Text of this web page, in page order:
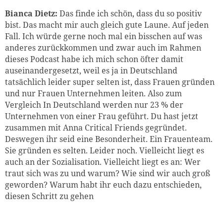
Bianca Dietz: Das finde ich schön, dass du so positiv
bist. Das macht mir auch gleich gute Laune. Auf jeden
Fall. Ich würde gerne noch mal ein bisschen auf was
anderes zurückkommen und zwar auch im Rahmen
dieses Podcast habe ich mich schon öfter damit
auseinandergesetzt, weil es ja in Deutschland
tatsächlich leider super selten ist, dass Frauen gründen
und nur Frauen Unternehmen leiten. Also zum
Vergleich In Deutschland werden nur 23 % der
Unternehmen von einer Frau geführt. Du hast jetzt
zusammen mit Anna Critical Friends gegründet.
Deswegen ihr seid eine Besonderheit. Ein Frauenteam.
Sie gründen es selten. Leider noch. Vielleicht liegt es
auch an der Sozialisation. Vielleicht liegt es an: Wer
traut sich was zu und warum? Wie sind wir auch groß
geworden? Warum habt ihr euch dazu entschieden,
diesen Schritt zu gehen